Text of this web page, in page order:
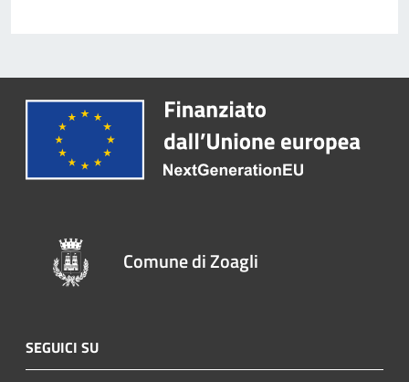
Comune di Zoagli
SEGUICI SU